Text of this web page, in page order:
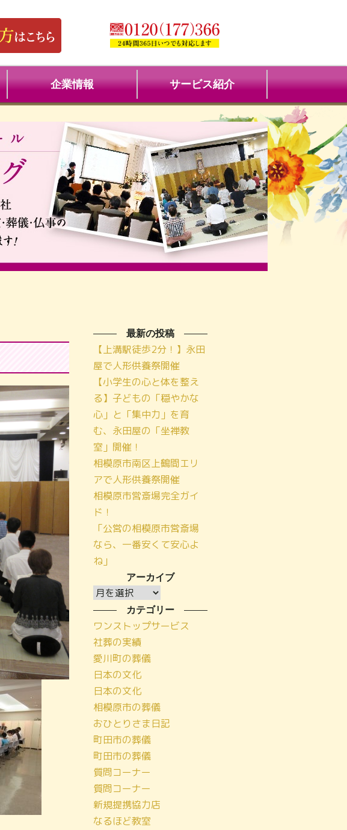
企業情報 サービス紹介
最新の投稿
【上溝駅徒歩2分！】永田
屋で人形供養祭開催
【小学生の心と体を整え
る】子どもの「穏やかな
心」と「集中力」を育
む、永田屋の「坐禅教
室」開催！
相模原市南区上鶴間エリ
アで人形供養祭開催
相模原市営斎場完全ガイ
ド！
「公営の相模原市営斎場
なら、一番安くて安心よ
ね」
アーカイブ
ア
ー
カ
イ
ブ
カテゴリー
ワンストップサービス
社葬の実績
愛川町の葬儀
日本の文化
日本の文化
相模原市の葬儀
おひとりさま日記
町田市の葬儀
町田市の葬儀
質問コーナー
質問コーナー
新規提携協力店
なるほど教室